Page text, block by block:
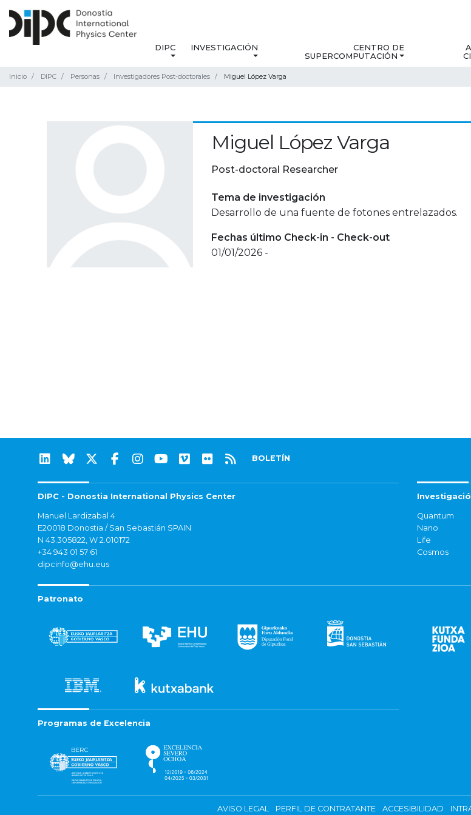
DIPC INVESTIGACIÓN
CENTRO DE
SUPERCOMPUTACIÓN
Inicio DIPC Personas Investigadores Post-doctorales Miguel López Varga
Miguel López Varga
Post-doctoral Researcher
Tema de investigación
Desarrollo de una fuente de fotones entrelazados.
Fechas último Check-in - Check-out
01/01/2026 -
BOLETÍN
DIPC - Donostia International Physics Center
Manuel Lardizabal 4
E20018 Donostia / San Sebastián SPAIN
N 43.305822, W 2.010172
+34 943 01 57 61
dipcinfo@ehu.eus
Quantum
Nano
Life
Cosmos
Patronato
Programas de Excelencia
AVISO LEGAL PERFIL DE CONTRATANTE ACCESIBILIDAD